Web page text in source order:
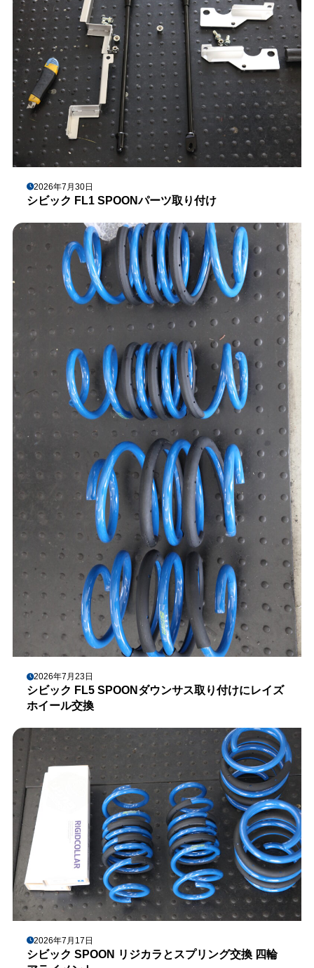
2026年7月30日
シビック FL1 SPOONパーツ取り付け
2026年7月23日
シビック FL5 SPOONダウンサス取り付けにレイズ
ホイール交換
2026年7月17日
シビック SPOON リジカラとスプリング交換 四輪